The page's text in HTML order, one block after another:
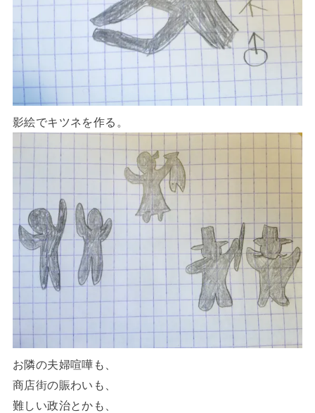
影絵でキツネを作る。
お隣の夫婦喧嘩も、
商店街の賑わいも、
難しい政治とかも、